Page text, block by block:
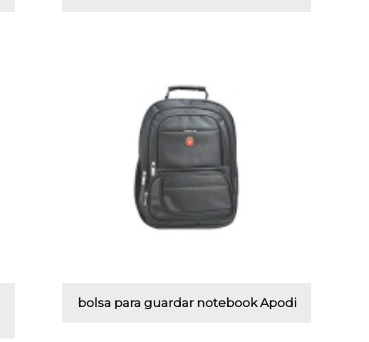
bolsa para guardar notebook Apodi